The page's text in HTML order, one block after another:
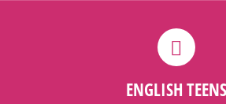
ENGLISH TEENS